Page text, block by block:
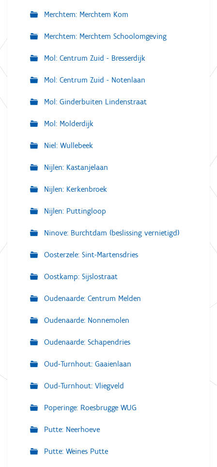
Merchtem: Merchtem Kom
Merchtem: Merchtem Schoolomgeving
Mol: Centrum Zuid - Bresserdijk
Mol: Centrum Zuid - Notenlaan
Mol: Ginderbuiten Lindenstraat
Mol: Molderdijk
Niel: Wullebeek
Nijlen: Kastanjelaan
Nijlen: Kerkenbroek
Nijlen: Puttingloop
Ninove: Burchtdam (beslissing vernietigd)
Oosterzele: Sint-Martensdries
Oostkamp: Sijslostraat
Oudenaarde: Centrum Melden
Oudenaarde: Nonnemolen
Oudenaarde: Schapendries
Oud-Turnhout: Gaaienlaan
Oud-Turnhout: Vliegveld
Poperinge: Roesbrugge WUG
Putte: Neerhoeve
Putte: Weines Putte